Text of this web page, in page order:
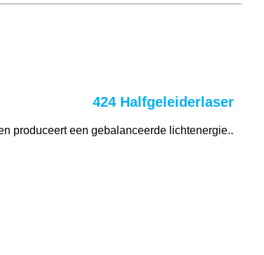
424 Halfgeleiderlaser
produceert een gebalanceerde lichtenergie..